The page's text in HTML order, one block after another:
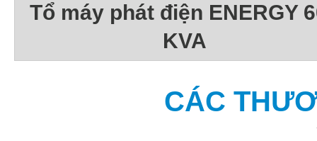
Tổ máy phát điện ENERGY
KVA
CÁC